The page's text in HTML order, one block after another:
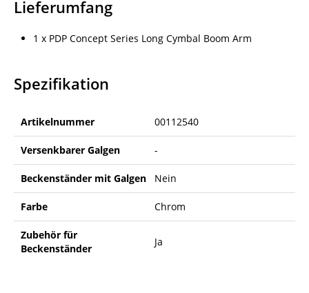
Lieferumfang
1 x PDP Concept Series Long Cymbal Boom Arm
Spezifikation
Artikelnummer 00112540
Versenkbarer Galgen -
Beckenständer mit Galgen Nein
Farbe Chrom
Zubehör für
Beckenständer
Ja